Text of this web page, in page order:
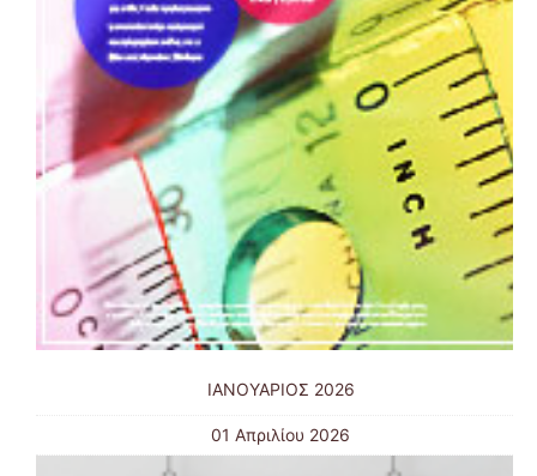
ΙΑΝΟΥΑΡΙΟΣ 2026
01 Απριλίου 2026